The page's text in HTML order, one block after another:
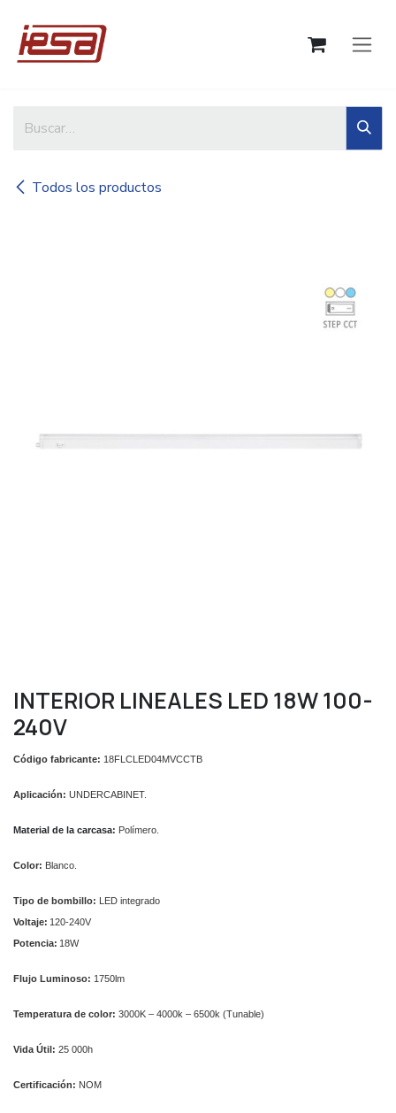
Todos los productos
INTERIOR LINEALES LED 18W 100-
240V
Código fabricante: 18FLCLED04MVCCTB
Aplicación: UNDERCABINET.
Material de la carcasa: Polímero.
Color: Blanco.
Tipo de bombillo: LED integrado
Voltaje: 120-240V
Potencia: 18W
Flujo Luminoso: 1750lm
Temperatura de color: 3000K – 4000k – 6500k (Tunable)
Vida Útil: 25 000h
Certificación: NOM